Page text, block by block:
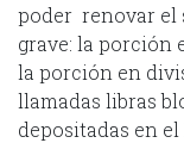
poder renovar el
grave: la porción
la porción en
llamadas libras
depositadas en